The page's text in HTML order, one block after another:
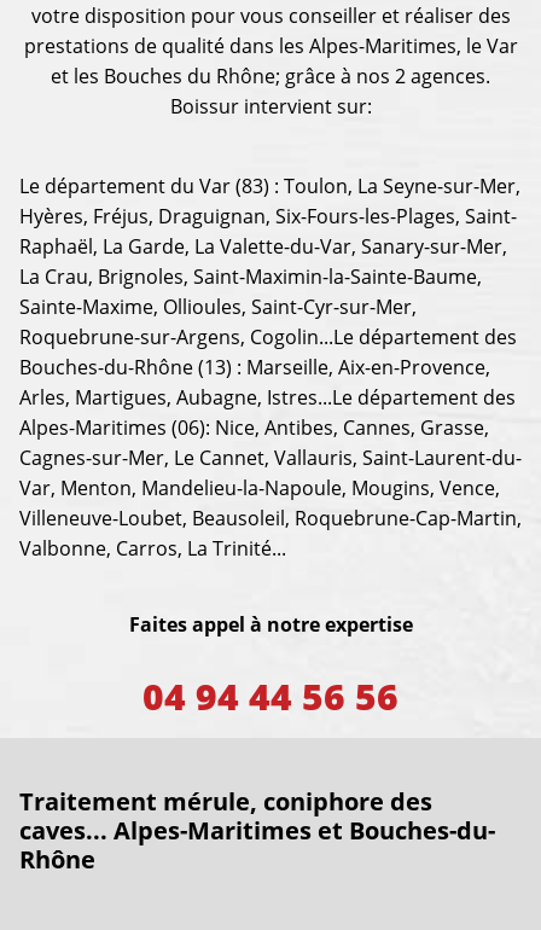
votre disposition pour vous conseiller et réaliser des
prestations de qualité dans les Alpes-Maritimes, le Var
et les Bouches du Rhône; grâce à nos 2 agences.
Boissur intervient sur:
Le département du Var (83) : Toulon, La Seyne-sur-Mer,
Hyères, Fréjus, Draguignan, Six-Fours-les-Plages, Saint-
Raphaël, La Garde, La Valette-du-Var, Sanary-sur-Mer,
La Crau, Brignoles, Saint-Maximin-la-Sainte-Baume,
Sainte-Maxime, Ollioules, Saint-Cyr-sur-Mer,
Roquebrune-sur-Argens, Cogolin...Le département des
Bouches-du-Rhône (13) : Marseille, Aix-en-Provence,
Arles, Martigues, Aubagne, Istres...Le département des
Alpes-Maritimes (06): Nice, Antibes, Cannes, Grasse,
Cagnes-sur-Mer, Le Cannet, Vallauris, Saint-Laurent-du-
Var, Menton, Mandelieu-la-Napoule, Mougins, Vence,
Villeneuve-Loubet, Beausoleil, Roquebrune-Cap-Martin,
Valbonne, Carros, La Trinité...
Faites appel à notre expertise
04 94 44 56 56
Traitement mérule, coniphore des
caves... Alpes-Maritimes et Bouches-du-
Rhône